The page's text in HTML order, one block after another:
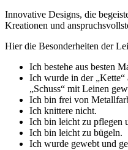
Innovative Designs, die
Kreationen und
Hier die Besonderheiten der
Ich bestehe aus besten
Ich wurde in der
„Schuss“ mit Leinen
Ich bin frei von
Ich knittere nicht.
Ich bin leicht zu pflegen
Ich bin leicht zu bügeln.
Ich wurde gewebt und